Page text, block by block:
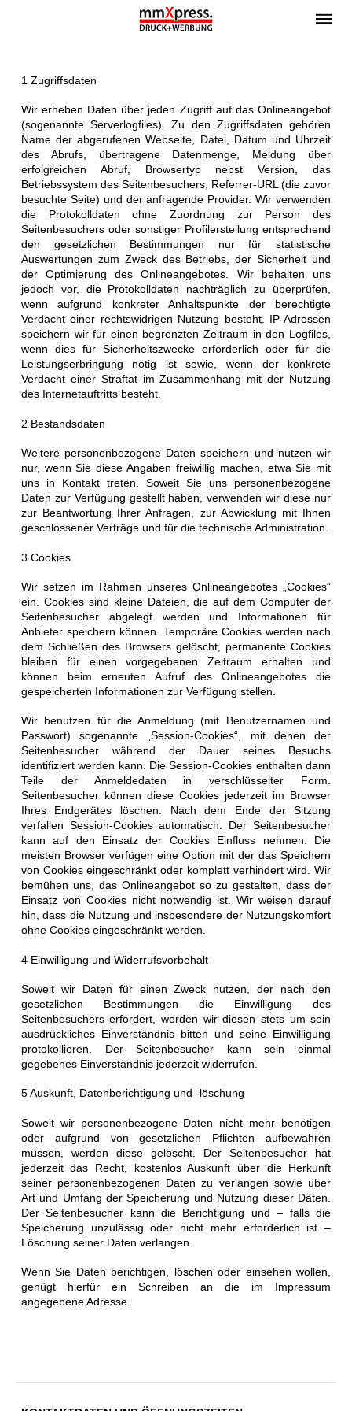
1 Zugriffsdaten
Wir erheben Daten über jeden Zugriff auf das Onlineangebot
(sogenannte Serverlogfiles). Zu den Zugriffsdaten gehören
Name der abgerufenen Webseite, Datei, Datum und Uhrzeit
des Abrufs, übertragene Datenmenge, Meldung über
erfolgreichen Abruf, Browsertyp nebst Version, das
Betriebssystem des Seitenbesuchers, Referrer-URL (die zuvor
besuchte Seite) und der anfragende Provider. Wir verwenden
die Protokolldaten ohne Zuordnung zur Person des
Seitenbesuchers oder sonstiger Profilerstellung entsprechend
den gesetzlichen Bestimmungen nur für statistische
Auswertungen zum Zweck des Betriebs, der Sicherheit und
der Optimierung des Onlineangebotes. Wir behalten uns
jedoch vor, die Protokolldaten nachträglich zu überprüfen,
wenn aufgrund konkreter Anhaltspunkte der berechtigte
Verdacht einer rechtswidrigen Nutzung besteht. IP-Adressen
speichern wir für einen begrenzten Zeitraum in den Logfiles,
wenn dies für Sicherheitszwecke erforderlich oder für die
Leistungserbringung nötig ist sowie, wenn der konkrete
Verdacht einer Straftat im Zusammenhang mit der Nutzung
des Internetauftritts besteht.
2 Bestandsdaten
Weitere personenbezogene Daten speichern und nutzen wir
nur, wenn Sie diese Angaben freiwillig machen, etwa Sie mit
uns in Kontakt treten. Soweit Sie uns personenbezogene
Daten zur Verfügung gestellt haben, verwenden wir diese nur
zur Beantwortung Ihrer Anfragen, zur Abwicklung mit Ihnen
geschlossener Verträge und für die technische Administration.
3 Cookies
Wir setzen im Rahmen unseres Onlineangebotes „Cookies“
ein. Cookies sind kleine Dateien, die auf dem Computer der
Seitenbesucher abgelegt werden und Informationen für
Anbieter speichern können. Temporäre Cookies werden nach
dem Schließen des Browsers gelöscht, permanente Cookies
bleiben für einen vorgegebenen Zeitraum erhalten und
können beim erneuten Aufruf des Onlineangebotes die
gespeicherten Informationen zur Verfügung stellen.
Wir benutzen für die Anmeldung (mit Benutzernamen und
Passwort) sogenannte „Session-Cookies“, mit denen der
Seitenbesucher während der Dauer seines Besuchs
identifiziert werden kann. Die Session-Cookies enthalten dann
Teile der Anmeldedaten in verschlüsselter Form.
Seitenbesucher können diese Cookies jederzeit im Browser
Ihres Endgerätes löschen. Nach dem Ende der Sitzung
verfallen Session-Cookies automatisch. Der Seitenbesucher
kann auf den Einsatz der Cookies Einfluss nehmen. Die
meisten Browser verfügen eine Option mit der das Speichern
von Cookies eingeschränkt oder komplett verhindert wird. Wir
bemühen uns, das Onlineangebot so zu gestalten, dass der
Einsatz von Cookies nicht notwendig ist. Wir weisen darauf
hin, dass die Nutzung und insbesondere der Nutzungskomfort
ohne Cookies eingeschränkt werden.
4 Einwilligung und Widerrufsvorbehalt
Soweit wir Daten für einen Zweck nutzen, der nach den
gesetzlichen Bestimmungen die Einwilligung des
Seitenbesuchers erfordert, werden wir diesen stets um sein
ausdrückliches Einverständnis bitten und seine Einwilligung
protokollieren. Der Seitenbesucher kann sein einmal
gegebenes Einverständnis jederzeit widerrufen.
5 Auskunft, Datenberichtigung und -löschung
Soweit wir personenbezogene Daten nicht mehr benötigen
oder aufgrund von gesetzlichen Pflichten aufbewahren
müssen, werden diese gelöscht. Der Seitenbesucher hat
jederzeit das Recht, kostenlos Auskunft über die Herkunft
seiner personenbezogenen Daten zu verlangen sowie über
Art und Umfang der Speicherung und Nutzung dieser Daten.
Der Seitenbesucher kann die Berichtigung und – falls die
Speicherung unzulässig oder nicht mehr erforderlich ist –
Löschung seiner Daten verlangen.
Wenn Sie Daten berichtigen, löschen oder einsehen wollen,
genügt hierfür ein Schreiben an die im Impressum
angegebene Adresse.